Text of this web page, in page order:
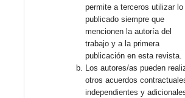
permite a terceros utilizar lo
publicado siempre que
mencionen la autoría del
trabajo y a la primera
publicación en esta revista.
Los autores/as pueden
otros acuerdos
independientes y